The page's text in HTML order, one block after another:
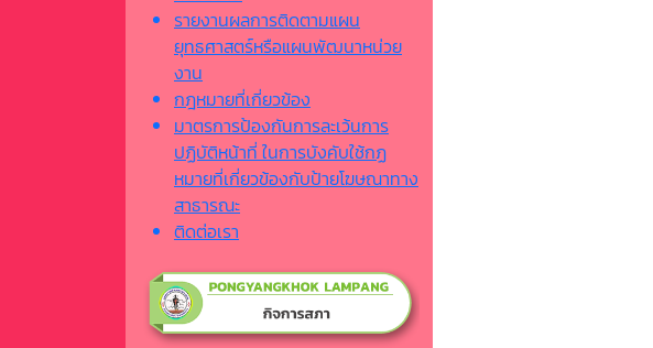
รายงานผลการติดตามแผน
ยุทธศาสตร์หรือแผนพัฒนาหน่วย
งาน
กฎหมายที่เกี่ยวข้อง
มาตรการป้องกันการละเว้นการ
ปฏิบัติหน้าที่ ในการบังคับใช้กฏ
หมายที่เกี่ยวข้องกับป้ายโฆษณาทาง
สาธารณะ
ติดต่อเรา